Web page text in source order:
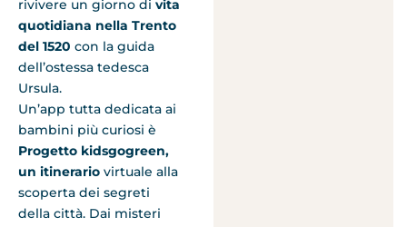
rivivere un giorno di vita
quotidiana nella Trento
del 1520 con la guida
dell’ostessa tedesca
Ursula.
Un’app tutta dedicata ai
bambini più curiosi è
Progetto kidsgogreen,
un itinerario virtuale alla
scoperta dei segreti
della città. Dai misteri